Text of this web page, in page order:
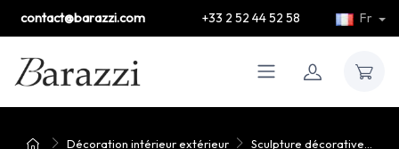
contact@barazzi.com +33 2 52 44 52 58 Fr
Décoration intérieur extérieur
Sculpture décorative...